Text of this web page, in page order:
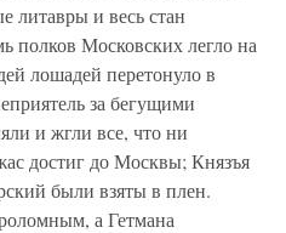
литавры и весь стан
полков Московских легло на
лошадей перетонуло в
за бегущими
и жгли все, что ни
достиг до Москвы; Князъя
были взяты в плен.
а Гетмана